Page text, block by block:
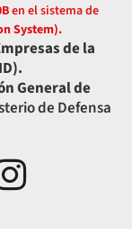
en el sistema de
System).
de la
General de
de Defensa